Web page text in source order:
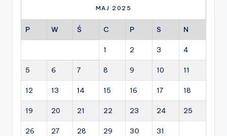
MAJ 2025
P W Ś C P S N
1 2 3 4
5 6 7 8 9 10 11
12 13 14 15 16 17 18
19 20 21 22 23 24 25
26 27 28 29 30 31